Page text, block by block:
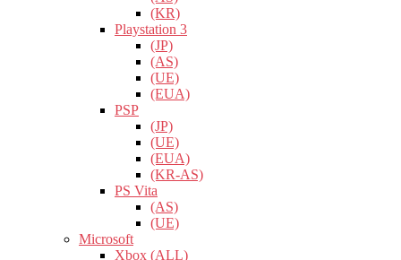
(KR)
Playstation 3
(JP)
(AS)
(UE)
(EUA)
PSP
(JP)
(UE)
(EUA)
(KR-AS)
PS Vita
(AS)
(UE)
Microsoft
Xbox (ALL)